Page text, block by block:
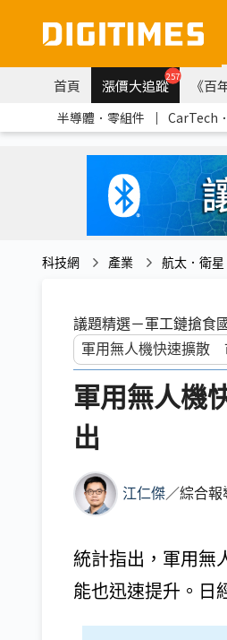
首頁 漲價大追蹤257 《百
半導體．零組件 ｜ CarTech
科技網 產業 航太．衛星
議題精選－軍工鏈搶食
軍用無人機
出
江仁傑／綜合報
統計指出，軍用無
能也迅速提升。日